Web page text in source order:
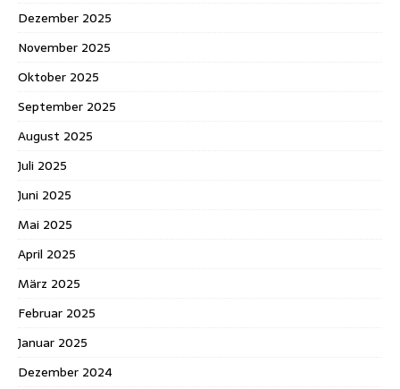
Dezember 2025
November 2025
Oktober 2025
September 2025
August 2025
Juli 2025
Juni 2025
Mai 2025
April 2025
März 2025
Februar 2025
Januar 2025
Dezember 2024